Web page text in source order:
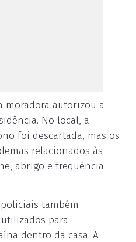
moradora autorizou a
No local, a
foi descartada, mas os
relacionados às
abrigo e frequência
também
para
dentro da casa. A